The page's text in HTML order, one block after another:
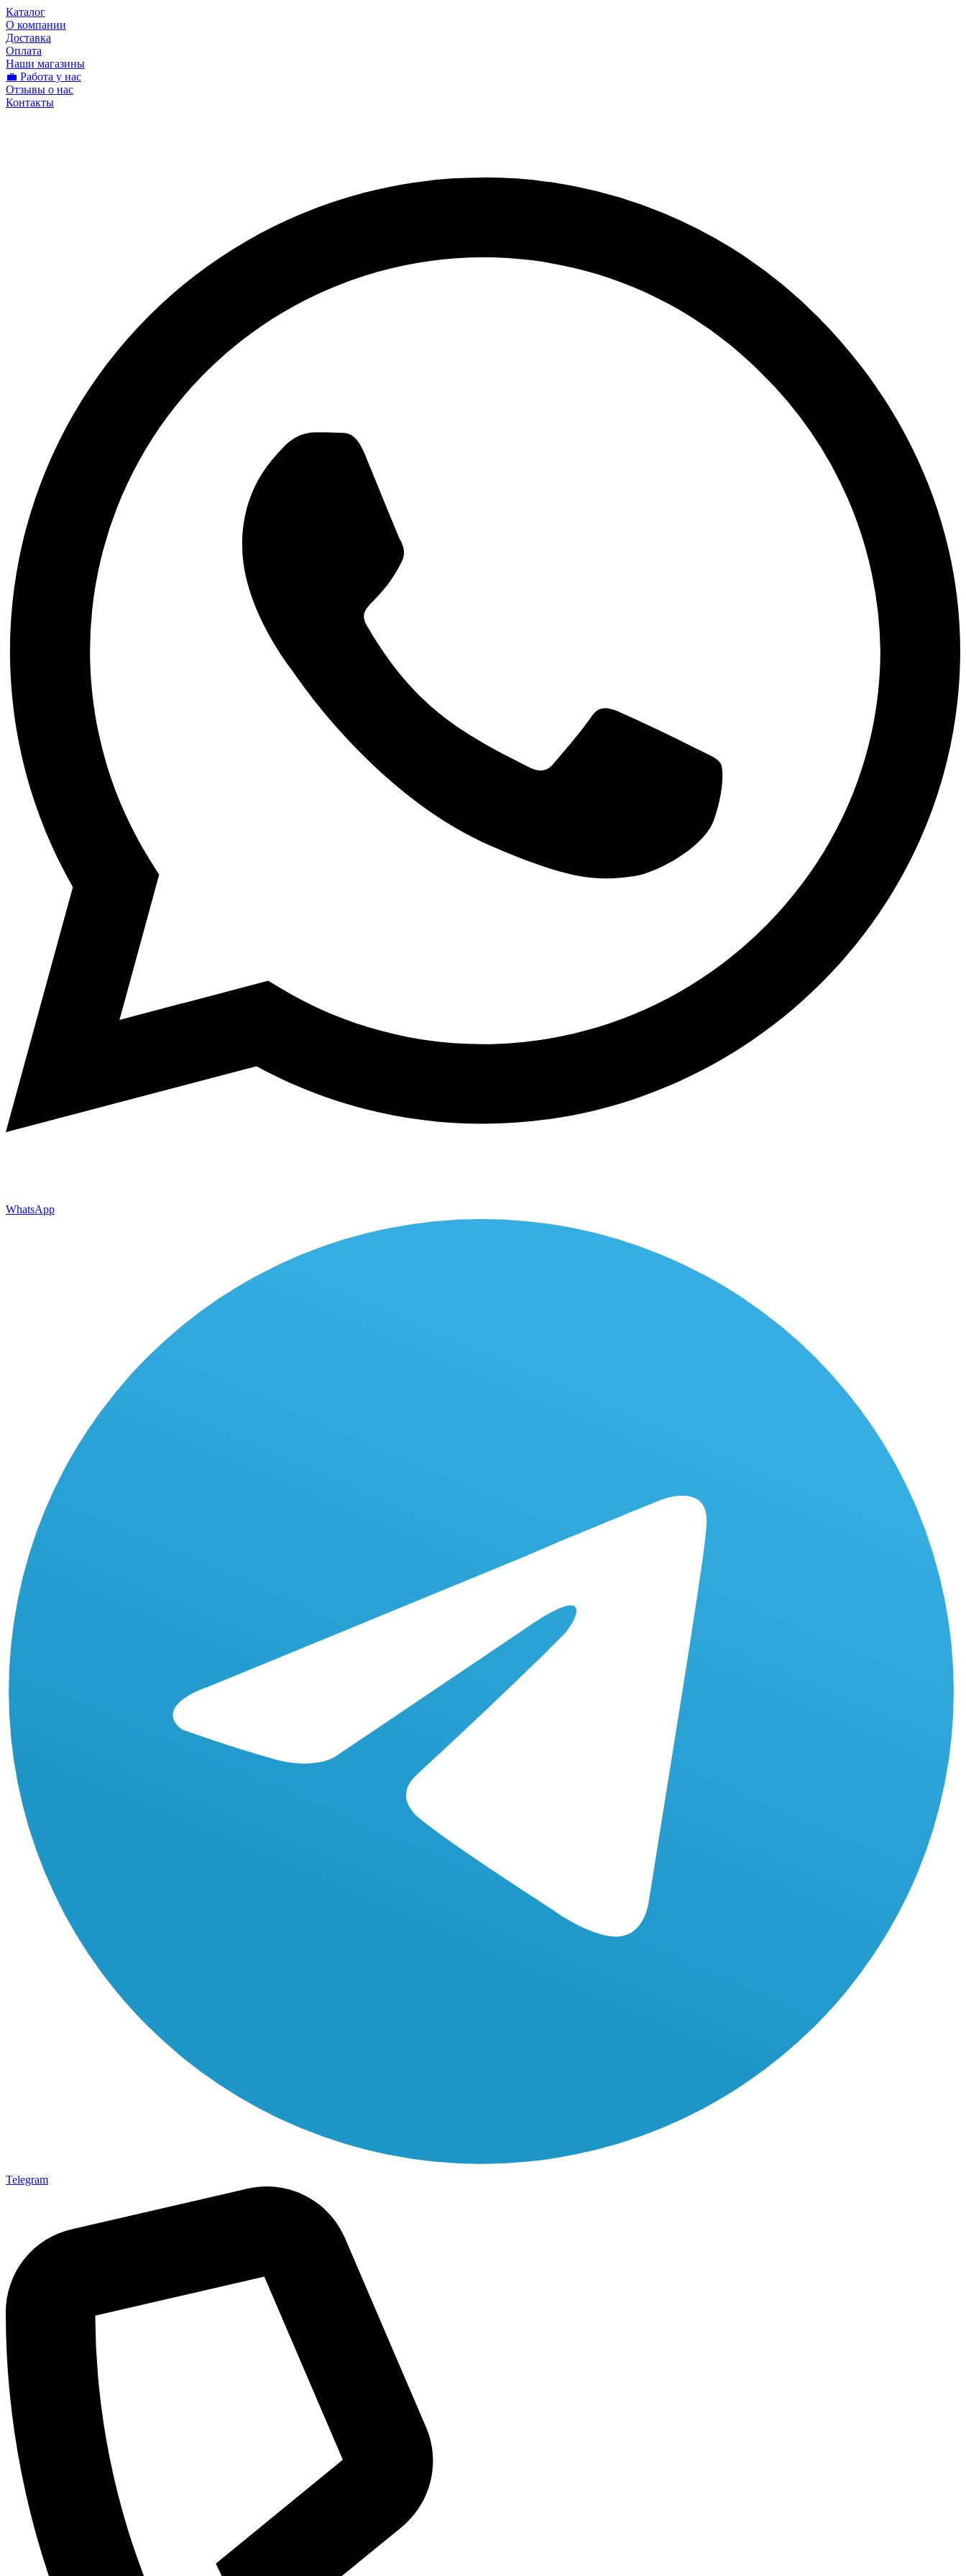
Каталог
О компании
Доставка
Оплата
Наши магазины
💼 Работа у нас
Отзывы о нас
Контакты
WhatsApp
Telegram